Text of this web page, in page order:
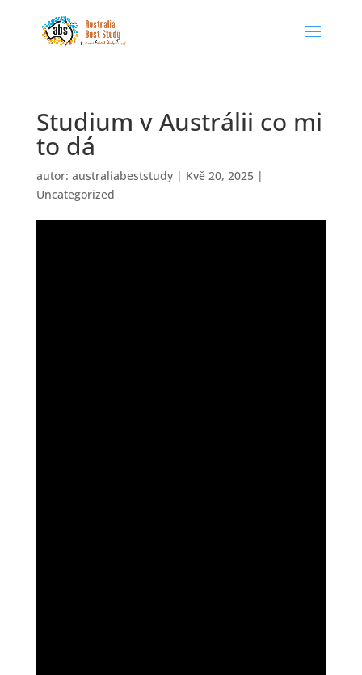
Studium v Austrálii co mi
to dá
autor: australiabeststudy| Kvě 20, 2025|
Uncategorized